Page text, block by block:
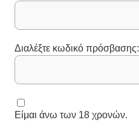
Διαλέξτε κωδικό πρόσβασης:
Είμαι άνω των 18 χρονών.